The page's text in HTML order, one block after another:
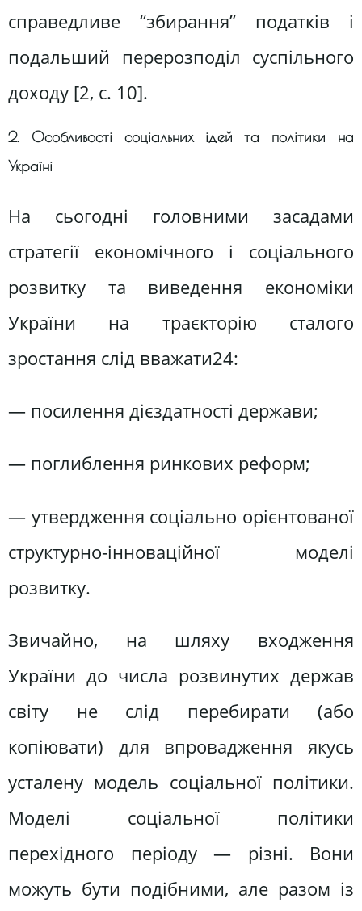
справедливе “збирання” податків і
подальший перерозподіл суспільного
доходу [2, c. 10].
2. Особливості соціальних ідей та політики на
Україні
На сьогодні головними засадами
стратегії економічного і соціального
розвитку та виведення економіки
України на траєкторію сталого
зростання слід вважати24:
— посилення дієздатності держави;
— поглиблення ринкових реформ;
— утвердження соціально орієнтованої
структурно-інноваційної моделі
розвитку.
Звичайно, на шляху входження
України до числа розвинутих держав
світу не слід перебирати (або
копіювати) для впровадження якусь
усталену модель соціальної політики.
Моделі соціальної політики
перехідного періоду — різні. Вони
можуть бути подібними, але разом із